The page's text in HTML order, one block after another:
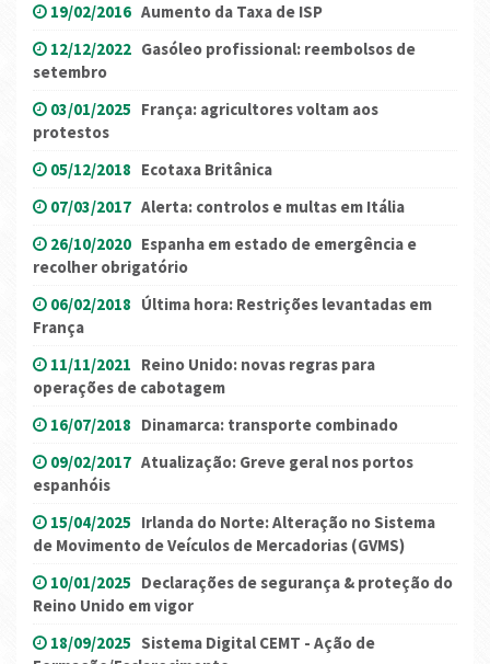
19/02/2016 Aumento da Taxa de ISP
12/12/2022 Gasóleo profissional: reembolsos de
setembro
03/01/2025 França: agricultores voltam aos
protestos
05/12/2018 Ecotaxa Britânica
07/03/2017 Alerta: controlos e multas em Itália
26/10/2020 Espanha em estado de emergência e
recolher obrigatório
06/02/2018 Última hora: Restrições levantadas em
França
11/11/2021 Reino Unido: novas regras para
operações de cabotagem
16/07/2018 Dinamarca: transporte combinado
09/02/2017 Atualização: Greve geral nos portos
espanhóis
15/04/2025 Irlanda do Norte: Alteração no Sistema
de Movimento de Veículos de Mercadorias (GVMS)
10/01/2025 Declarações de segurança & proteção do
Reino Unido em vigor
18/09/2025 Sistema Digital CEMT - Ação de